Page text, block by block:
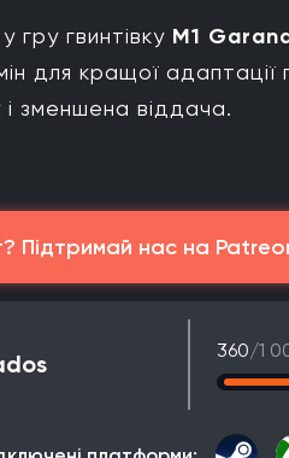
гвинтівку M1
для кращої адаптації
зменшена віддача.
Підтримай нас на
360/1